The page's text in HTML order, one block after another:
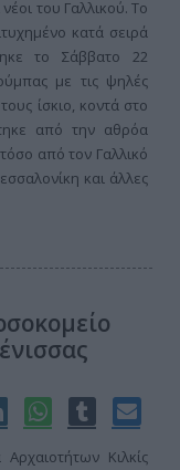
νέοι του Γαλλικού. Το
κατά σειρά
το Σάββατο 22
με τις ψηλές
ίσκιο, κοντά στο
από την αθρόα
από τον Γαλλικό
και άλλες
Κιλκίς